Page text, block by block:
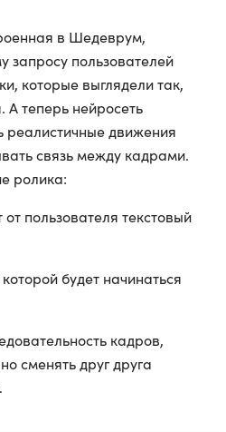
в Шедеврум,
запросу пользователей
которые выглядели так,
А теперь нейросеть
реалистичные движения
связь между кадрами.
ролика:
пользователя текстовый
будет начинаться
кадров,
сменять друг друга